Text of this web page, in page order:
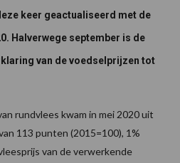
keer geactualiseerd met de
Halverwege september is de
van de voedselprijzen tot
rundvlees kwam in mei 2020 uit
113 punten (2015=100), 1%
van de verwerkende